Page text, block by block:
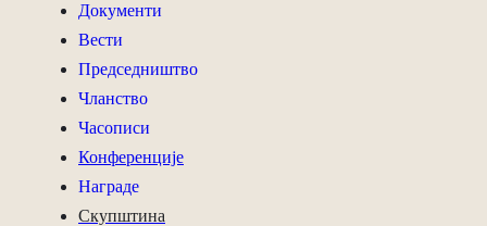
Документи
Вести
Председништво
Чланство
Часописи
Конференције
Награде
Скупштина